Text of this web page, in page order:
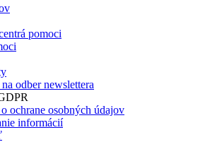
pomoci
odber newslettera
ochrane osobných údajov
informácií